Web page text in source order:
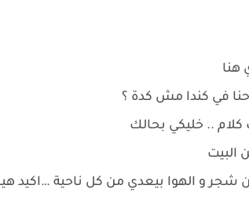
هنا
في كندا مش كدة ؟
.. خليكي بحالك
البيت
شجر و الهوا بيعدي من كل ناحية …اكيد